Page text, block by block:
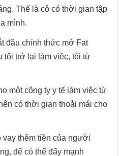
Thế là cô có thời gian tập
mình.
đầu chính thức mở Fat
tôi trở lại làm việc, tôi từ
một công ty y tế làm việc từ
có thời gian thoải mái cho
vay thêm tiền của người
để có thể đẩy mạnh